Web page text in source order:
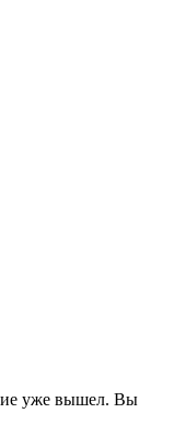
уже вышел. Вы